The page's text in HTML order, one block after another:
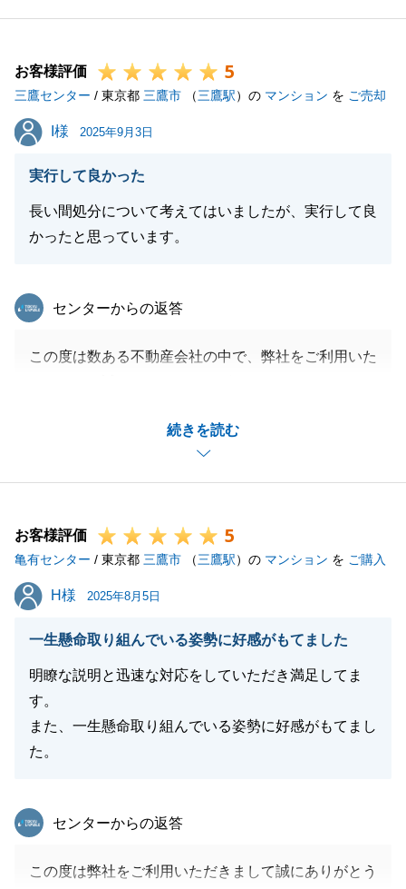
変嬉しく思います。
ら、尽力させていただきます。
今後とも弊社をご愛顧賜りますよう、お願い申し上げ
ます。
お客様評価 5
三鷹センター / 東京都 三鷹市 （三鷹駅）の マンション を ご売却
I様
I様 2025年9月3日
実行して良かった
長い間処分について考えてはいましたが、実行して良
かったと思っています。
続きを読む
東急リバブル
センターからの返答
この度は数ある不動産会社の中で、弊社をご利用いた
I様のご協力もあってスムーズなお取引をすることが
出来ました。
とし営業活動に活かして参ります。
引続き些細なことでも、ご遠慮なくご相談いただけれ
ば幸いでございます。
今後とも東急リバブルをご愛顧の程、よろしくお願い
いたします。
お客様評価 5
亀有センター / 東京都 三鷹市 （三鷹駅）の マンション を ご購入
H様
H様 2025年8月5日
一生懸命取り組んでいる姿勢に好感がもてました
明瞭な説明と迅速な対応をしていただき満足してま
す。
また、一生懸命取り組んでいる姿勢に好感がもてまし
た。
東急リバブル
センターからの返答
この度は弊社をご利用いただきまして誠にありがとう